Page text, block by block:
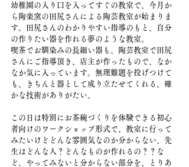
幼稚園の入り口を入ってすぐの教室で、今月か
ら陶楽窯の田尻さんによる陶芸教室が始まりま
す。田尻さんのわかりやすい指導のもと、自分
の作りたい器を作れる夢のような教室。
喫茶でお馴染みの長細い器も、陶芸教室で田尻
さんにご指導頂き、店主が作ったもので、なか
なか気に入っています。無理難題を投げつけて
も、きちんと器として成り立たせてくれる、確
かな技術がありがたい。
この日は特別にお茶碗づくりを体験できる初心
者向けのワークショップ形式で、教室に行って
みたいけどどんな雰囲気なのか分からない、先
生はどんな人？どんなものが作れるの？？な
ど、やってみないと分からない部分を、とりあ